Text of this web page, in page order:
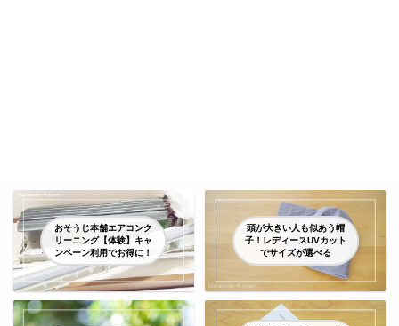
おそうじ本舗エアコンク
リーニング【体験】キャ
ンペーン利用でお得に！
頭が大きい人も似あう帽
子！レディースUVカット
でサイズが選べる